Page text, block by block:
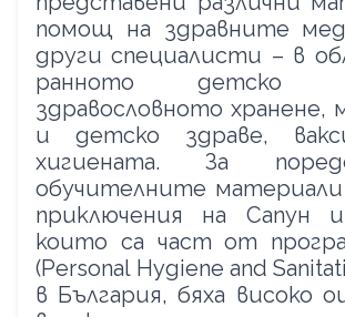
помощ на здравните
други специалисти – в
ранното детско
здравословното хранене,
и детско здраве,
хигиената. За
обучителните
приключения на Сапун и
които са част от
(Personal Hygiene and
в България, бяха високо